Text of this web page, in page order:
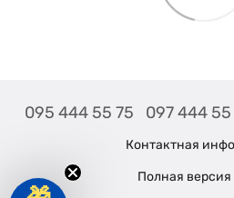
095 444 55 75 097 444 55
Контактная
Полная версия